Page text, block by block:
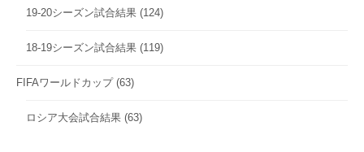
19-20シーズン試合結果 (124)
18-19シーズン試合結果 (119)
FIFAワールドカップ(63)
ロシア大会試合結果 (63)